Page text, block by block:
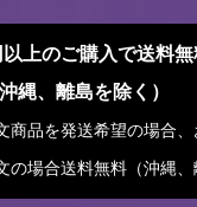
上のご購入で送料無
沖縄、離島を除く）
品を発送希望の場合、
の場合送料無料（沖縄